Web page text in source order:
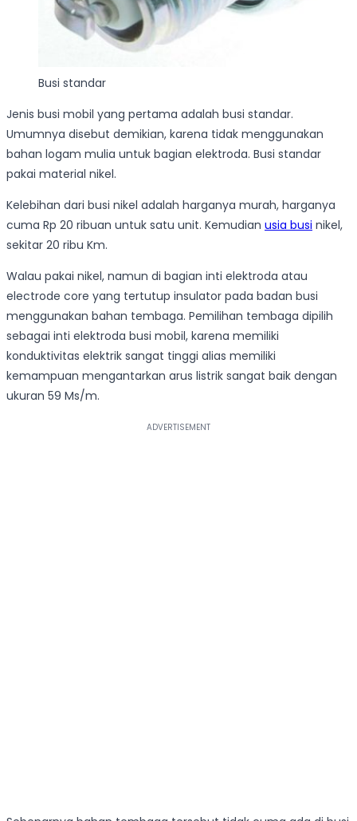
Busi standar
Jenis busi mobil yang pertama adalah busi standar.
Umumnya disebut demikian, karena tidak menggunakan
bahan logam mulia untuk bagian elektroda. Busi standar
pakai material nikel.
Kelebihan dari busi nikel adalah harganya murah, harganya
cuma Rp 20 ribuan untuk satu unit. Kemudian usia busi nikel,
sekitar 20 ribu Km.
Walau pakai nikel, namun di bagian inti elektroda atau
electrode core yang tertutup insulator pada badan busi
menggunakan bahan tembaga. Pemilihan tembaga dipilih
sebagai inti elektroda busi mobil, karena memiliki
konduktivitas elektrik sangat tinggi alias memiliki
kemampuan mengantarkan arus listrik sangat baik dengan
ukuran 59 Ms/m.